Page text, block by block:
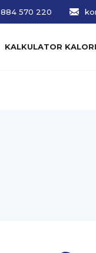
884 570 220
KALKULATOR